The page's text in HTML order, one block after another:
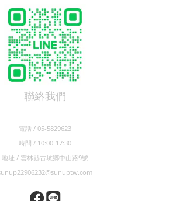
聯絡我們
電話 / 05-5829623
時間 / 10:00-17:30
地址 / 雲林縣古坑鄉中山路9號